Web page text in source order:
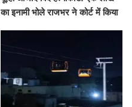
का इनामी भोले राजभर ने कोर्ट में किया